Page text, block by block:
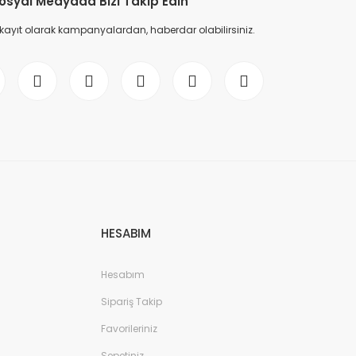
olarak kampanyalardan, haberdar olabilirsiniz.
HESABIM
Hesabım
Sipariş Takip
Favorileriniz